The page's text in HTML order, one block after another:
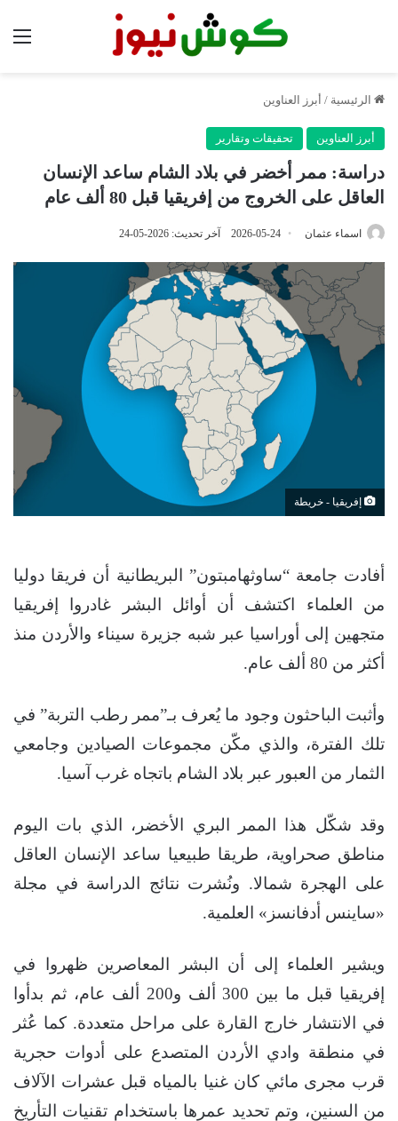
الرئيسية / أبرز العناوين
أبرز العناوين تحقيقات وتقارير
دراسة: ممر أخضر في بلاد الشام ساعد الإنسان
العاقل على الخروج من إفريقيا قبل 80 ألف عام
اسماء عثمان 2026-05-24 آخر تحديث: 2026-05-24
إفريقيا - خريطة
أفادت جامعة “ساوثهامبتون” البريطانية أن فريقا دوليا
من العلماء اكتشف أن أوائل البشر غادروا إفريقيا
متجهين إلى أوراسيا عبر شبه جزيرة سيناء والأردن منذ
أكثر من 80 ألف عام.
وأثبت الباحثون وجود ما يُعرف بـ”ممر رطب التربة” في
تلك الفترة، والذي مكّن مجموعات الصيادين وجامعي
الثمار من العبور عبر بلاد الشام باتجاه غرب آسيا.
وقد شكّل هذا الممر البري الأخضر، الذي بات اليوم
مناطق صحراوية، طريقا طبيعيا ساعد الإنسان العاقل
على الهجرة شمالا. ونُشرت نتائج الدراسة في مجلة
«ساينس أدفانسز» العلمية.
ويشير العلماء إلى أن البشر المعاصرين ظهروا في
إفريقيا قبل ما بين 300 ألف و200 ألف عام، ثم بدأوا
في الانتشار خارج القارة على مراحل متعددة. كما عُثر
في منطقة وادي الأردن المتصدع على أدوات حجرية
قرب مجرى مائي كان غنيا بالمياه قبل عشرات الآلاف
من السنين، وتم تحديد عمرها باستخدام تقنيات التأريخ